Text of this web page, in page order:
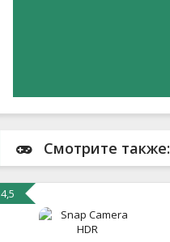
Смотрите также:
4,5